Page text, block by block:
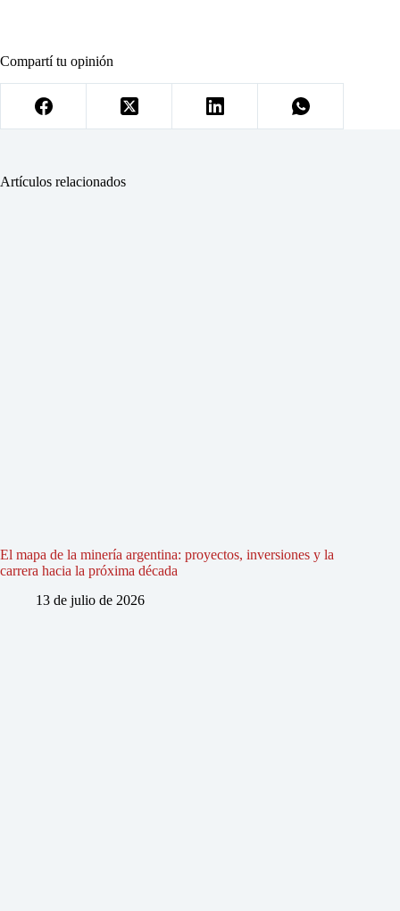
Compartí tu opinión
Artículos relacionados
El mapa de la minería argentina: proyectos, inversiones y la
carrera hacia la próxima década
13 de julio de 2026